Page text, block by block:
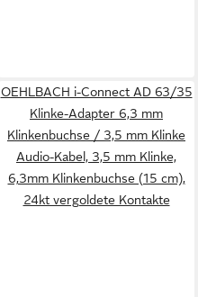
OEHLBACH i-Connect AD 63/35
Klinke-Adapter 6,3 mm
Klinkenbuchse / 3,5 mm Klinke
Audio-Kabel, 3,5 mm Klinke,
6,3mm Klinkenbuchse (15 cm),
24kt vergoldete Kontakte